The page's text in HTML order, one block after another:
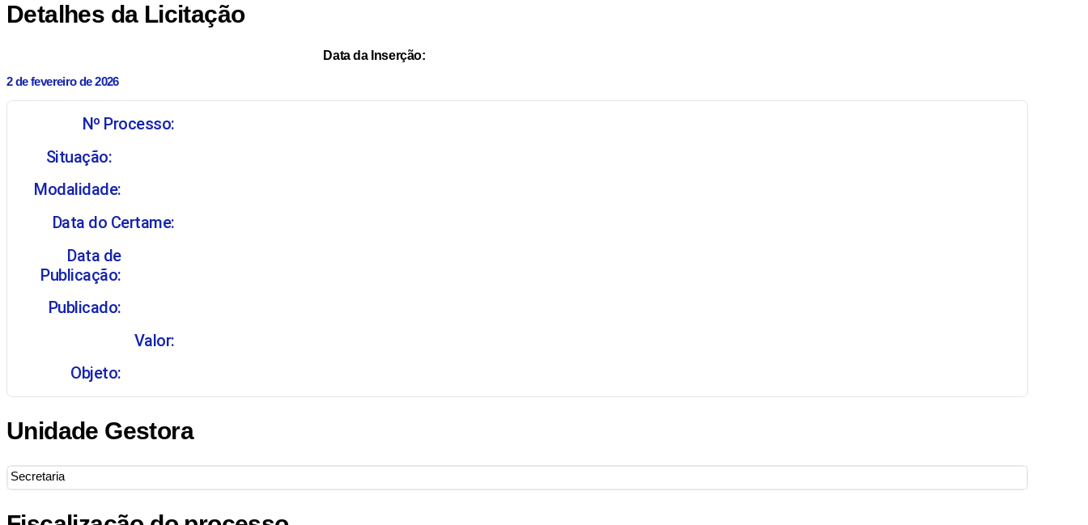
Detalhes da Licitação
Data da Inserção:
2 de fevereiro de 2026
Nº Processo:
Situação:
Modalidade:
Data do Certame:
Data de
Publicação:
Publicado:
Valor:
Objeto:
Unidade Gestora
Secretaria